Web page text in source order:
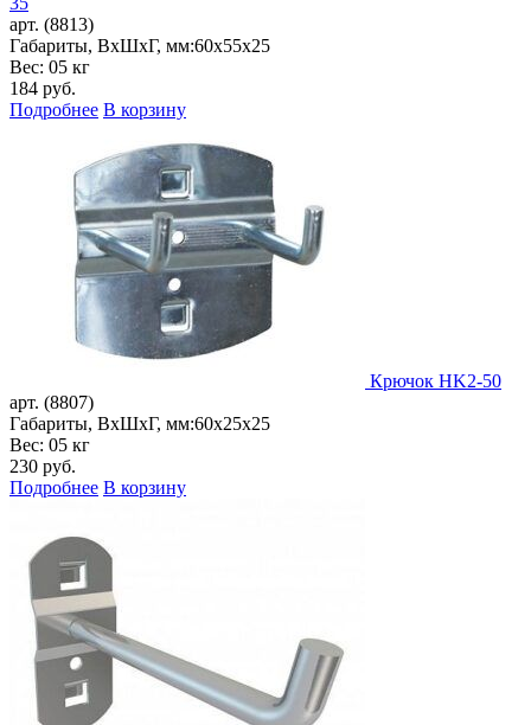
арт. (8813)
Габариты, ВxШxГ, мм:60x55x25
Вес: 05 кг
184 руб.
Подробнее В корзину
Крючок HK2-50
арт. (8807)
Габариты, ВxШxГ, мм:60x25x25
Вес: 05 кг
230 руб.
Подробнее В корзину